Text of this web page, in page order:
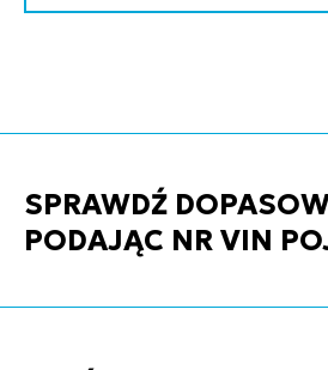
SPRAWDŹ
PODAJĄC NR VIN